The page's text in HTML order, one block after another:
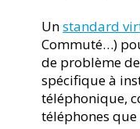
Unstandard
Commuté…)
de problème
spécifique à
téléphonique,
téléphones